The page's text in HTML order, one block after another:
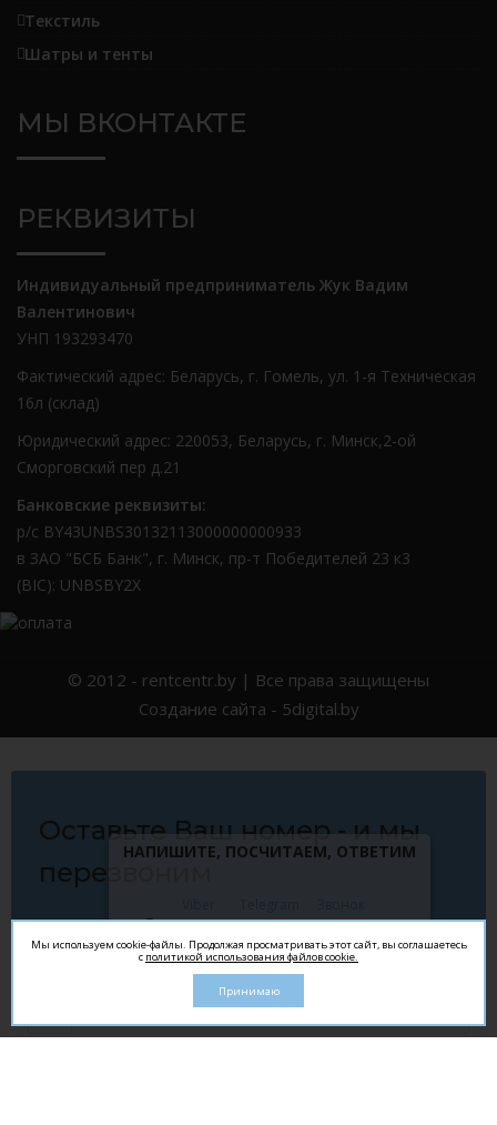
Текстиль
Шатры и тенты
МЫ ВКОНТАКТЕ
РЕКВИЗИТЫ
Индивидуальный предприниматель Жук Вадим
Валентинович
УНП 193293470
Фактический адрес: Беларусь, г. Гомель, ул. 1-я Техническая
16л (склад)
Юридический адрес: 220053, Беларусь, г. Минск,2-ой
Сморговский пер д.21
Банковские реквизиты:
р/с BY43UNBS30132113000000000933
в ЗАО "БСБ Банк", г. Минск, пр-т Победителей 23 к3
(BIC): UNBSBY2X
© 2012 - rentcentr.by | Все права защищены
Создание сайта - 5digital.by
Оставьте Ваш номер - и мы
перезвоним
НАПИШИТЕ, ПОСЧИТАЕМ, ОТВЕТИМ
Звоните:+375 (29) 652-38-77
Мы используем cookie-файлы. Продолжая просматривать этот сайт, вы соглашаетесь
с политикой использования файлов cookie.
Принимаю